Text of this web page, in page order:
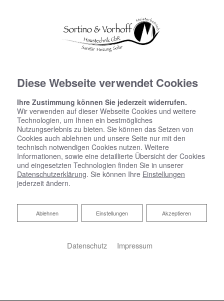
Badsanierung:
Diese Webseite verwendet Cookies
Ihre Zustimmung können Sie jederzeit widerrufen.
Wir verwenden auf dieser Webseite Cookies und weitere
Technologien, um Ihnen ein bestmögliches
Nutzungserlebnis zu bieten. Sie können das Setzen von
Cookies auch ablehnen und unsere Seite nur mit den
technisch notwendigen Cookies nutzen. Weitere
Informationen, sowie eine detaillierte Übersicht der Cookies
und eingesetzten Technologien finden Sie in unserer
Datenschutzerklärung. Sie können Ihre Einstellungen
jederzeit ändern.
Akzeptieren
Einstellungen
Ablehnen
Ablehnen
Datenschutz Impressum